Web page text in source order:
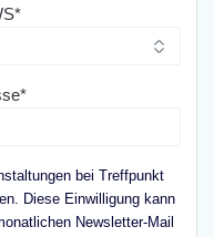
bei Treffpunkt
Diese Einwilligung kann
Newsletter-Mail